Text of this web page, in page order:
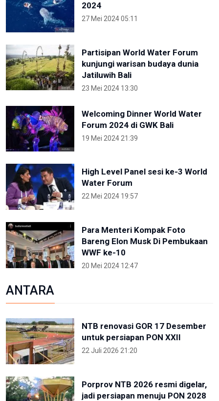
2024
27 Mei 2024 05:11
Partisipan World Water Forum
kunjungi warisan budaya dunia
Jatiluwih Bali
23 Mei 2024 13:30
Welcoming Dinner World Water
Forum 2024 di GWK Bali
19 Mei 2024 21:39
High Level Panel sesi ke-3 World
Water Forum
22 Mei 2024 19:57
Para Menteri Kompak Foto
Bareng Elon Musk Di Pembukaan
WWF ke-10
20 Mei 2024 12:47
ANTARA
NTB renovasi GOR 17 Desember
untuk persiapan PON XXII
22 Juli 2026 21:20
Porprov NTB 2026 resmi digelar,
jadi persiapan menuju PON 2028